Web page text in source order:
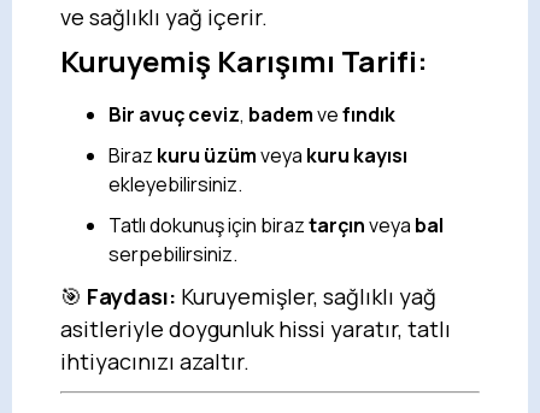
ve sağlıklı yağ içerir.
Kuruyemiş Karışımı Tarifi:
Bir avuç ceviz, bademvefındık
Biraz kuru üzümveya kuru kayısı
ekleyebilirsiniz.
Tatlı dokunuş için biraztarçınveya bal
serpebilirsiniz.
🎯 Faydası: Kuruyemişler, sağlıklı yağ
asitleriyle doygunluk hissi yaratır, tatlı
ihtiyacınızı azaltır.